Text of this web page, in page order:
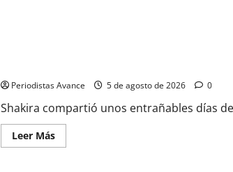
Periodistas Avance 5 de agosto de 2026 0
Shakira compartió unos entrañables días
Leer Más